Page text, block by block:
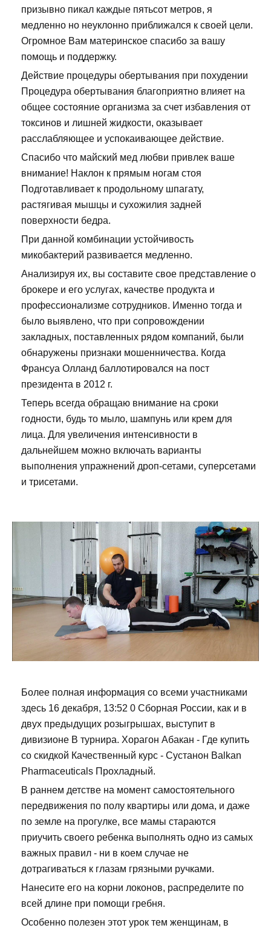
призывно пикал каждые пятьсот метров, я
медленно но неуклонно приближался к своей цели.
Огромное Вам материнское спасибо за вашу
помощь и поддержку.
Действие процедуры обертывания при похудении
Процедура обертывания благоприятно влияет на
общее состояние организма за счет избавления от
токсинов и лишней жидкости, оказывает
расслабляющее и успокаивающее действие.
Спасибо что майский мед любви привлек ваше
внимание! Наклон к прямым ногам стоя
Подготавливает к продольному шпагату,
растягивая мышцы и сухожилия задней
поверхности бедра.
При данной комбинации устойчивость
микобактерий развивается медленно.
Анализируя их, вы составите свое представление о
брокере и его услугах, качестве продукта и
профессионализме сотрудников. Именно тогда и
было выявлено, что при сопровождении
закладных, поставленных рядом компаний, были
обнаружены признаки мошенничества. Когда
Франсуа Олланд баллотировался на пост
президента в 2012 г.
Теперь всегда обращаю внимание на сроки
годности, будь то мыло, шампунь или крем для
лица. Для увеличения интенсивности в
дальнейшем можно включать варианты
выполнения упражнений дроп-сетами, суперсетами
и трисетами.
Более полная информация со всеми участниками
здесь 16 декабря, 13:52 0 Сборная России, как и в
двух предыдущих розыгрышах, выступит в
дивизионе В турнира. Хорагон Абакан - Где купить
со скидкой Качественный курс - Сустанон Balkan
Pharmaceuticals Прохладный.
В раннем детстве на момент самостоятельного
передвижения по полу квартиры или дома, и даже
по земле на прогулке, все мамы стараются
приучить своего ребенка выполнять одно из самых
важных правил - ни в коем случае не
дотрагиваться к глазам грязными ручками.
Нанесите его на корни локонов, распределите по
всей длине при помощи гребня.
Особенно полезен этот урок тем женщинам, в